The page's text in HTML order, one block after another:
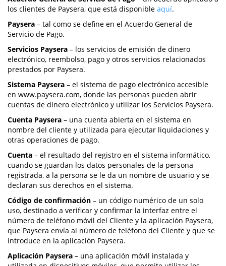
los clientes de Paysera, que está disponible aquí.
Paysera – tal como se define en el Acuerdo General de
Servicio de Pago.
Servicios Paysera – los servicios de emisión de dinero
electrónico, reembolso, pago y otros servicios relacionados
prestados por Paysera.
Sistema Paysera – el sistema de pago electrónico accesible
en www.paysera.com, donde las personas pueden abrir
cuentas de dinero electrónico y utilizar los Servicios Paysera.
Cuenta Paysera – una cuenta abierta en el sistema en
nombre del cliente y utilizada para ejecutar liquidaciones y
otras operaciones de pago.
Cuenta – el resultado del registro en el sistema informático,
cuando se guardan los datos personales de la persona
registrada, a la persona se le da un nombre de usuario y se
declaran sus derechos en el sistema.
Código de confirmación – un código numérico de un solo
uso, destinado a verificar y confirmar la interfaz entre el
número de teléfono móvil del Cliente y la aplicación Paysera,
que Paysera envía al número de teléfono del Cliente y que se
introduce en la aplicación Paysera.
Aplicación Paysera – una aplicación móvil instalada y